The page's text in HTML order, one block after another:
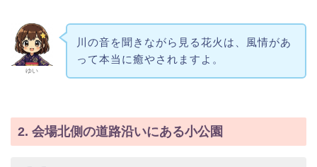
ゆい
川の音を聞きながら見る花火は、風情があ
って本当に癒やされますよ。
2. 会場北側の道路沿いにある小公園